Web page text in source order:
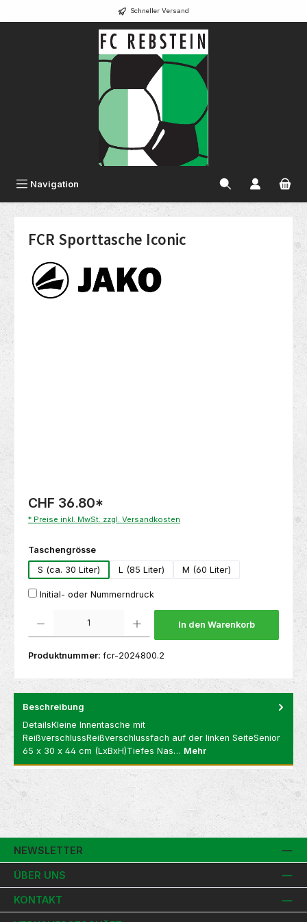
Schneller Versand
Navigation
FCR Sporttasche Iconic
CHF 36.80*
* Preise inkl. MwSt. zzgl. Versandkosten
Taschengrösseauswählen
S (ca. 30 Liter)
L (85 Liter) M (60 Liter)
Initial- oder Nummerndruck
Produkt Anzahl: Gib den gewünschten Wert ein oder benutze die Schaltflächen um
In den Warenkorb
Produktnummer: fcr-2024800.2
Beschreibung
DetailsKleine Innentasche mit
ReißverschlussReißverschlussfach auf der linken SeiteSenior
65 x 30 x 44 cm (LxBxH)Tiefes Nas… Mehr
NEWSLETTER
ÜBER UNS
KONTAKT